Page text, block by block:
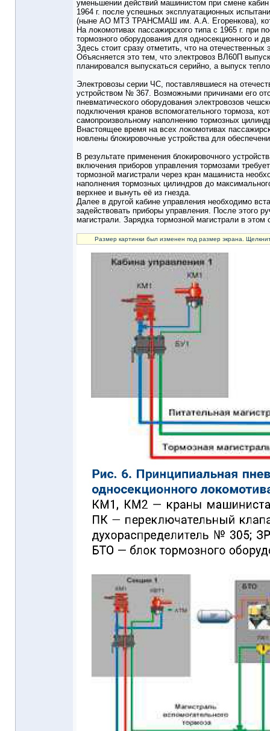
уменьшении действий машинистом при смене
1964 г. после успешных эксплуатационных
(ныне АО МТЗ ТРАНСМАШ им. А.А. Егоренкова),
На локомотивах пассажирского типа с 1965 г. при
тормозного оборудования для односекционного и
Здесь стоит сразу отметить, что на
Объясняется это тем, что электровоз ВЛ60П
планировался выпускаться серийно, а выпуск
Электровозы серии ЧС, поставлявшиеся на
устройством № 367. Возможными причинами его
пневматического оборудования электровозов
подключения кранов вспомогательного тормоза,
самопроизвольному наполнению тормозных
Внастоящее время на всех локомотивах
новлены блокировочные устройства для
В результате применения блокировочного
включения приборов управления тормозами
тормозной магистрали через кран машиниста
наполнения тормозных цилиндров до
верхнее и вынуть её из гнезда.
Далее в другой кабине управления необходимо
задействовать приборы управления. После этого
магистрали. Зарядка тормозной магистрали в этом
Размер картинки был изменен под размер экрана.